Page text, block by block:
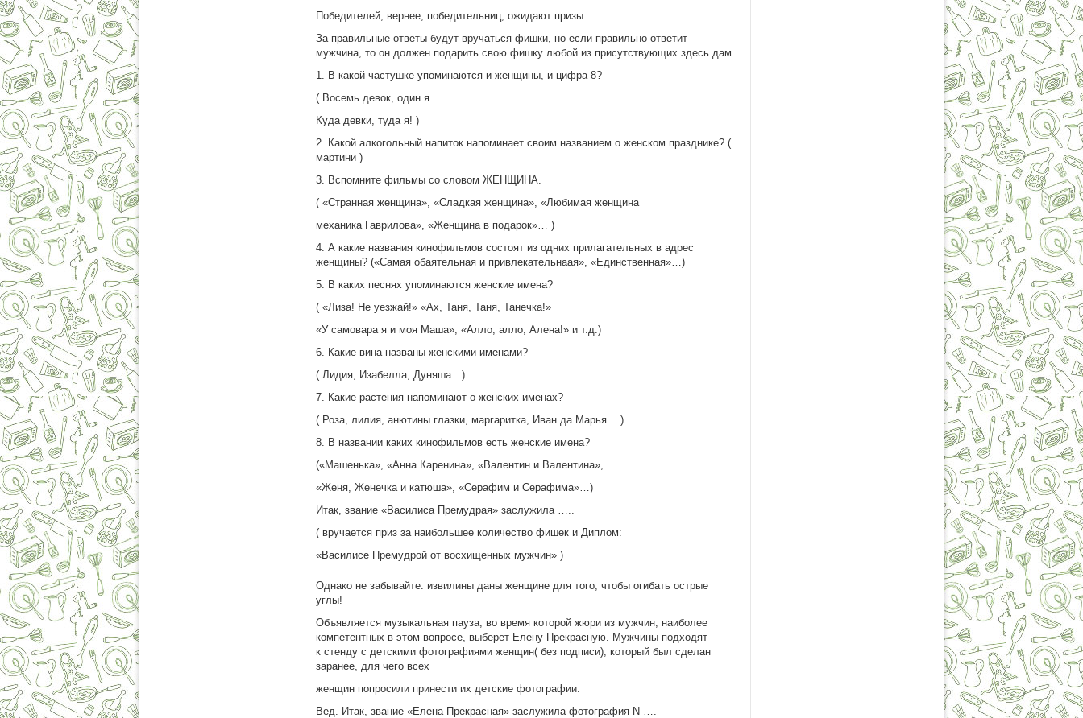
Победителей, вернее, победительниц, ожидают призы.
За правильные ответы будут вручаться фишки, но если правильно ответит
мужчина, то он должен подарить свою фишку любой из присутствующих здесь дам.
1. В какой частушке упоминаются и женщины, и цифра 8?
( Восемь девок, один я.
Куда девки, туда я! )
2. Какой алкогольный напиток напоминает своим названием о женском празднике? (
мартини )
3. Вспомните фильмы со словом ЖЕНЩИНА.
( «Странная женщина», «Сладкая женщина», «Любимая женщина
механика Гаврилова», «Женщина в подарок»… )
4. А какие названия кинофильмов состоят из одних прилагательных в адрес
женщины? («Самая обаятельная и привлекательнаая», «Единственная»…)
5. В каких песнях упоминаются женские имена?
( «Лиза! Не уезжай!» «Ах, Таня, Таня, Танечка!»
«У самовара я и моя Маша», «Алло, алло, Алена!» и т.д.)
6. Какие вина названы женскими именами?
( Лидия, Изабелла, Дуняша…)
7. Какие растения напоминают о женских именах?
( Роза, лилия, анютины глазки, маргаритка, Иван да Марья… )
8. В названии каких кинофильмов есть женские имена?
(«Машенька», «Анна Каренина», «Валентин и Валентина»,
«Женя, Женечка и катюша», «Серафим и Серафима»…)
Итак, звание «Василиса Премудрая» заслужила …..
( вручается приз за наибольшее количество фишек и Диплом:
«Василисе Премудрой от восхищенных мужчин» )
Однако не забывайте: извилины даны женщине для того, чтобы огибать острые
углы!
Объявляется музыкальная пауза, во время которой жюри из мужчин, наиболее
компетентных в этом вопросе, выберет Елену Прекрасную. Мужчины подходят
к стенду с детскими фотографиями женщин( без подписи), который был сделан
заранее, для чего всех
женщин попросили принести их детские фотографии.
Вед. Итак, звание «Елена Прекрасная» заслужила фотография N ….